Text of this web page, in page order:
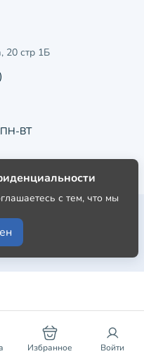
Избранное Войти
20 стр 1Б
ПН-ВТ
с тем, что мы